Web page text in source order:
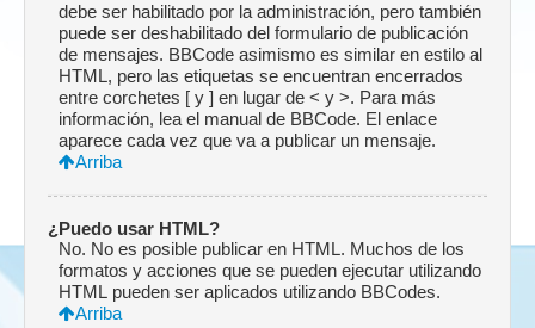
debe ser habilitado por la administración, pero también
puede ser deshabilitado del formulario de publicación
de mensajes. BBCode asimismo es similar en estilo al
HTML, pero las etiquetas se encuentran encerrados
entre corchetes [ y ] en lugar de < y >. Para más
información, lea el manual de BBCode. El enlace
aparece cada vez que va a publicar un mensaje.
Arriba
¿Puedo usar HTML?
No. No es posible publicar en HTML. Muchos de los
formatos y acciones que se pueden ejecutar utilizando
HTML pueden ser aplicados utilizando BBCodes.
Arriba